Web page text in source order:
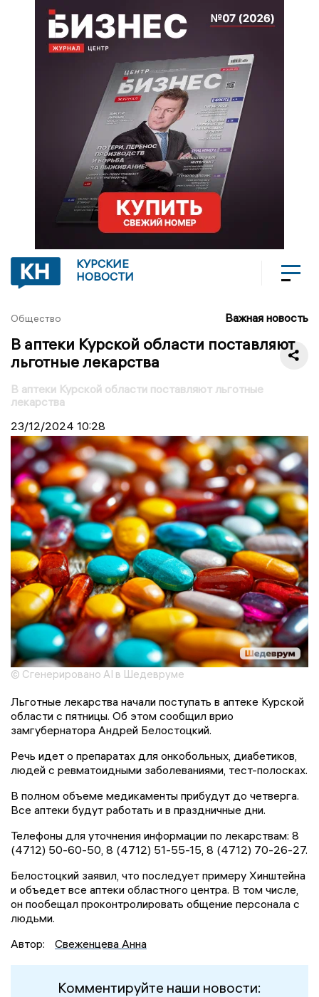
КУРСКИЕ
НОВОСТИ
Общество Важная новость
В аптеки Курской области поставляют
льготные лекарства
В аптеки Курской области поставляют льготные
лекарства
23/12/2024 10:28
© Сгенерировано AI в Шедевруме
Льготные лекарства начали поступать в аптеке Курской
области с пятницы. Об этом сообщил врио
замгубернатора Андрей Белостоцкий.
Речь идет о препаратах для онкобольных, диабетиков,
людей с ревматоидными заболеваниями, тест-полосках.
В полном объеме медикаменты прибудут до четверга.
Все аптеки будут работать и в праздничные дни.
Телефоны для уточнения информации по лекарствам: 8
(4712) 50-60-50, 8 (4712) 51-55-15, 8 (4712) 70-26-27.
Белостоцкий заявил, что последует примеру Хинштейна
и объедет все аптеки областного центра. В том числе,
он пообещал проконтролировать общение персонала с
людьми.
Автор:
Свеженцева Анна
Комментируйте наши новости: